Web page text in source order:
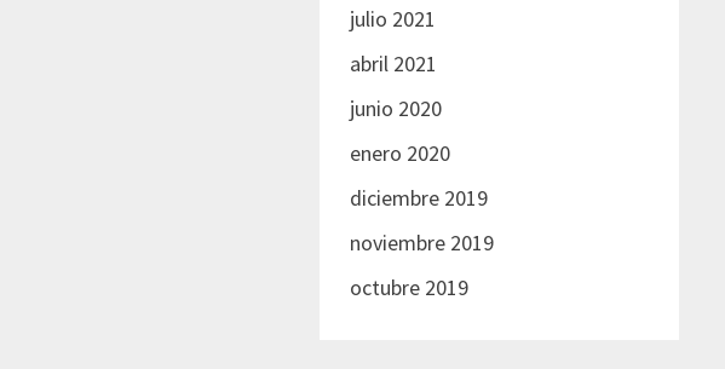
julio 2021
abril 2021
junio 2020
enero 2020
diciembre 2019
noviembre 2019
octubre 2019